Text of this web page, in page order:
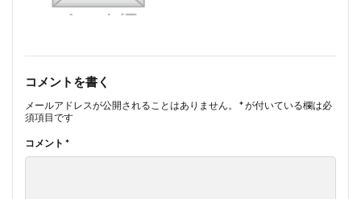
コメントを書く
メールアドレスが公開されることはありません。 *が付いている欄は必
須項目です
コメント *